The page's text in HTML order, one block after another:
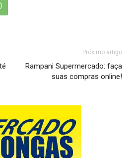
Próximo artigo
Rampani Supermercado: faça
suas compras online!